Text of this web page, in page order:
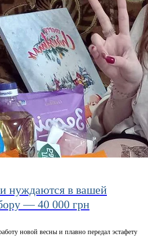
нуждаются в вашей
— 40 000 грн
новой весны и плавно передал эстафету